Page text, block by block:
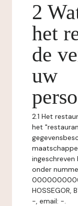
2
het
de
uw
2.1 Het
het
ingeschreven
onder
HOSSEGOR,
-, email: -.